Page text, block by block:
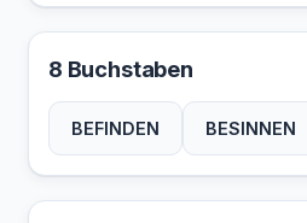
8 Buchstaben
BEFINDEN BESINNEN